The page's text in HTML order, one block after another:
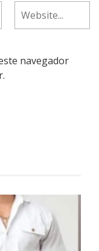
navegador